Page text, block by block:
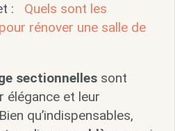
:
Quels sont les
rénover une salle de
sectionnellessont
élégance et leur
qu’indispensables,